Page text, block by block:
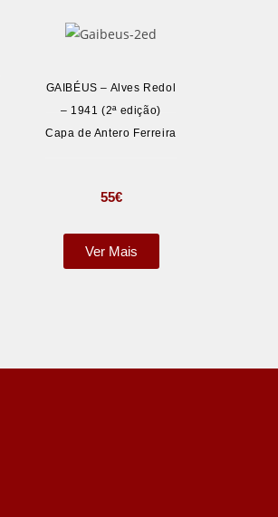
GAIBÉUS – Alves Redol
– 1941 (2ª edição)
Capa de Antero Ferreira
55€
Ver Mais